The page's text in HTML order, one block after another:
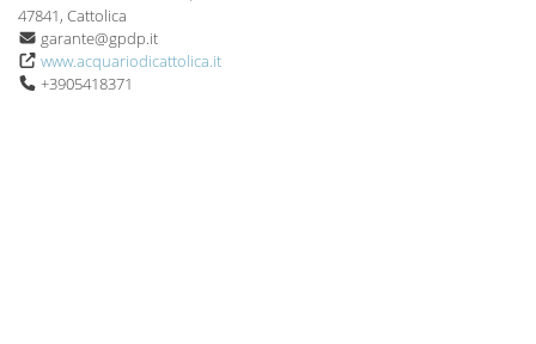
47841, Cattolica
garante@gpdp.it
www.acquariodicattolica.it
+3905418371